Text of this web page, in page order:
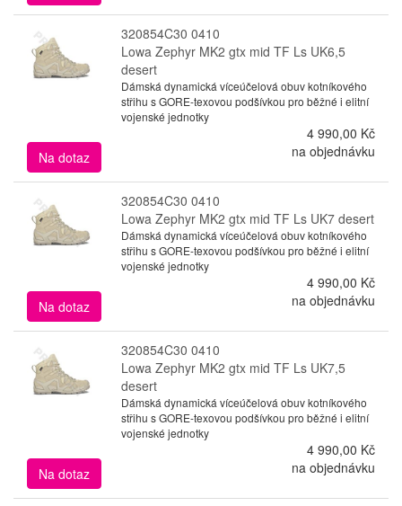
320854C30 0410
Lowa Zephyr MK2 gtx mid TF Ls UK6,5
desert
Dámská dynamická víceúčelová obuv kotníkového
střihu s GORE-texovou podšívkou pro běžné i elitní
vojenské jednotky
4 990,00 Kč
Na dotaz
na objednávku
320854C30 0410
Lowa Zephyr MK2 gtx mid TF Ls UK7 desert
Dámská dynamická víceúčelová obuv kotníkového
střihu s GORE-texovou podšívkou pro běžné i elitní
vojenské jednotky
4 990,00 Kč
Na dotaz
na objednávku
320854C30 0410
Lowa Zephyr MK2 gtx mid TF Ls UK7,5
desert
Dámská dynamická víceúčelová obuv kotníkového
střihu s GORE-texovou podšívkou pro běžné i elitní
vojenské jednotky
4 990,00 Kč
Na dotaz
na objednávku